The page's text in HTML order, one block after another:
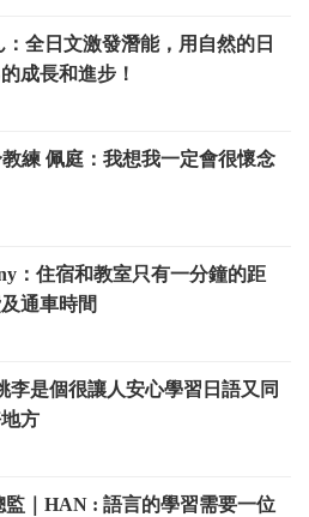
全日文激發潛能，用自然的日
成長和進步！
練 佩庭：我想我一定會很懷念
：住宿和教室只有一分鐘的距
通車時間
李是個很讓人安心學習日語又同
方
｜HAN : 語言的學習需要一位